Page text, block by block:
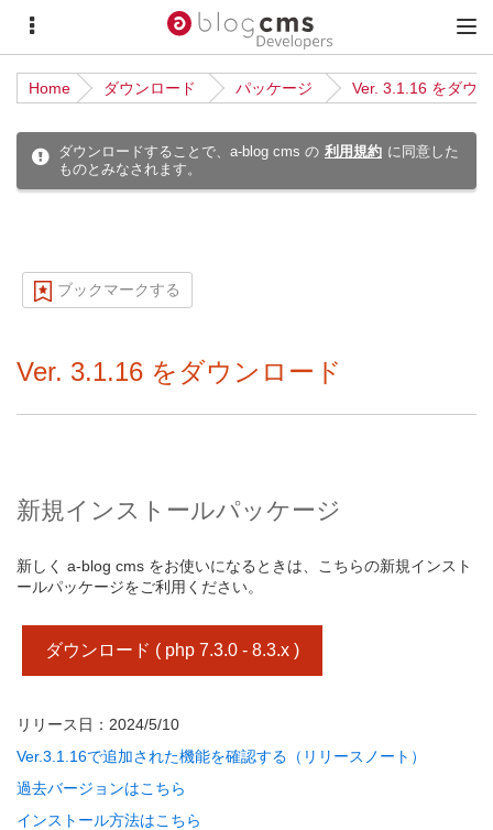
サ
イ
ド
メ
ニ
メ
イ
ン
メ
Home ダウンロード パッケージ Ver. 3.1.16 をダウ
ダウンロードすることで、a-blog cms の 利用規約 に同意した
ものとみなされます。
ブックマークする
Ver. 3.1.16 をダウンロード
新規インストールパッケージ
新しく a-blog cms をお使いになるときは、こちらの新規インスト
ールパッケージをご利用ください。
ダウンロード ( php 7.3.0 - 8.3.x )
リリース日：2024/5/10
Ver.3.1.16で追加された機能を確認する（リリースノート）
過去バージョンはこちら
インストール方法はこちら